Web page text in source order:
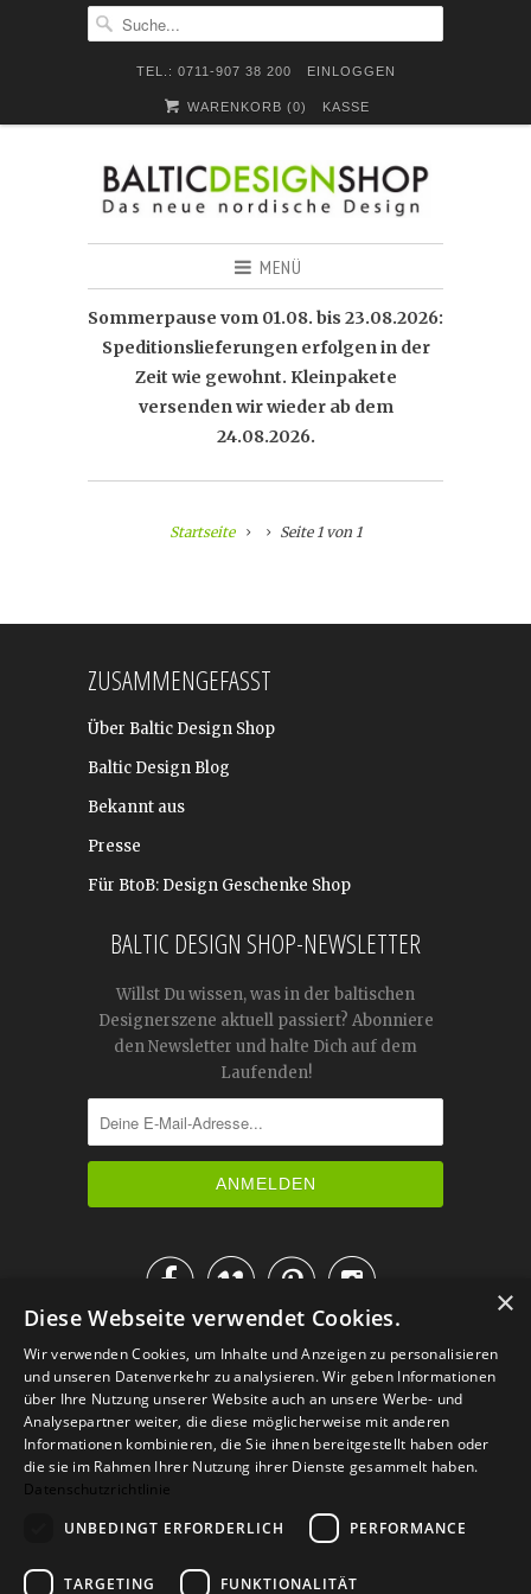
TEL.: 0711-907 38 200 EINLOGGEN
WARENKORB (0) KASSE
MENÜ
Sommerpause vom 01.08. bis 23.08.2026:
Speditionslieferungen erfolgen in der
Zeit wie gewohnt. Kleinpakete
versenden wir wieder ab dem
24.08.2026.
Startseite Seite 1 von 1
ZUSAMMENGEFASST
Über Baltic Design Shop
Baltic Design Blog
Bekannt aus
Presse
Für BtoB: Design Geschenke Shop
BALTIC DESIGN SHOP-NEWSLETTER
Willst Du wissen, was in der baltischen
Designerszene aktuell passiert? Abonniere
den Newsletter und halte Dich auf dem
Laufenden!

IM KATALOG BLÄTTERN
Versand Zahlarten Retoure
×
Diese Webseite verwendet Cookies.
Wir verwenden Cookies, um Inhalte und Anzeigen zu personalisieren
und unseren Datenverkehr zu analysieren. Wir geben Informationen
über Ihre Nutzung unserer Website auch an unsere Werbe- und
Analysepartner weiter, die diese möglicherweise mit anderen
Informationen kombinieren, die Sie ihnen bereitgestellt haben oder
die sie im Rahmen Ihrer Nutzung ihrer Dienste gesammelt haben.
Datenschutzrichtlinie
UNBEDINGT ERFORDERLICH
PERFORMANCE
TARGETING FUNKTIONALITÄT